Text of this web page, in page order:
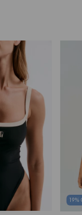
19%